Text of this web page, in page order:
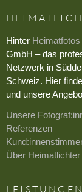
Hinter Heimatfotos
GmbH – das
Netzwerk in
Schweiz. Hier
und unsere
Unsere
Referenzen
Über Heimatlichter
LEISTUNGEN